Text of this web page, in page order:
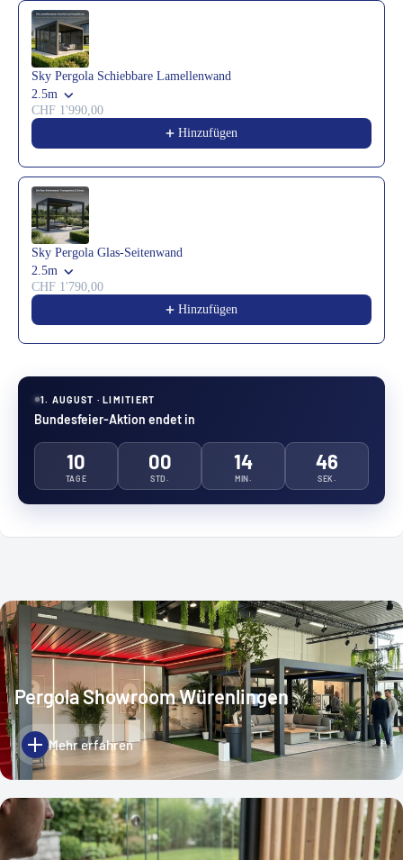
Sky Pergola Schiebbare Lamellenwand
2.5m
CHF 1'990,00
Hinzufügen
Sky Pergola Glas-Seitenwand
2.5m
CHF 1'790,00
Hinzufügen
1. AUGUST · LIMITIERT
Bundesfeier-Aktion endet in
10
TAGE
00
STD.
14
MIN.
43
SEK.
Pergola Showroom Würenlingen
Mehr erfahren